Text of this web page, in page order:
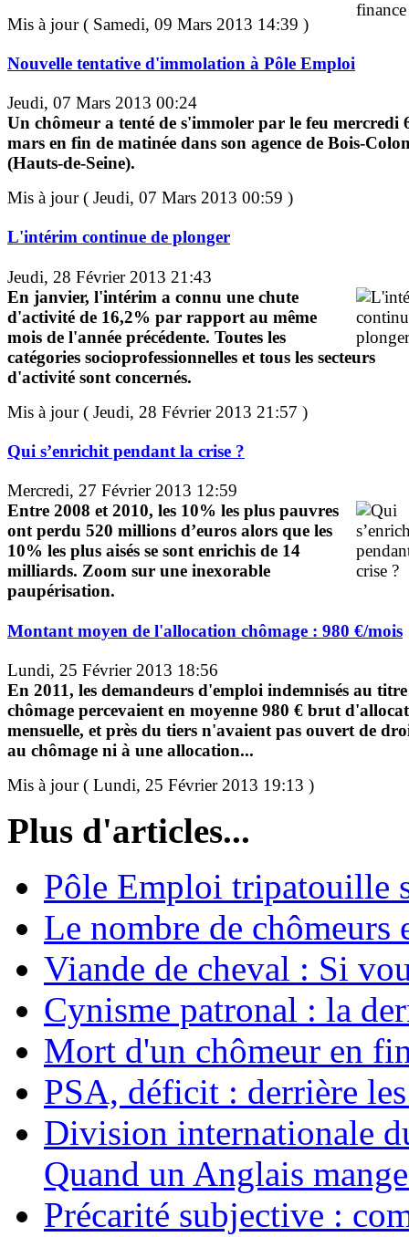
Mis à jour ( Samedi, 09 Mars 2013 14:39 )
Nouvelle tentative d'immolation à Pôle Emploi
Jeudi, 07 Mars 2013 00:24
Un chômeur a tenté de s'immoler par le feu mercredi
mars en fin de matinée dans son agence de Bois-
(Hauts-de-Seine).
Mis à jour ( Jeudi, 07 Mars 2013 00:59 )
L'intérim continue de plonger
Jeudi, 28 Février 2013 21:43
En janvier, l'intérim a connu une chute
d'activité de 16,2% par rapport au même
mois de l'année précédente. Toutes les
catégories socioprofessionnelles et tous les secteurs
d'activité sont concernés.
Mis à jour ( Jeudi, 28 Février 2013 21:57 )
Qui s’enrichit pendant la crise ?
Mercredi, 27 Février 2013 12:59
Entre 2008 et 2010, les 10% les plus pauvres
ont perdu 520 millions d’euros alors que les
10% les plus aisés se sont enrichis de 14
milliards. Zoom sur une inexorable
paupérisation.
Montant moyen de l'allocation chômage : 980 €/mois
Lundi, 25 Février 2013 18:56
En 2011, les demandeurs d'emploi indemnisés au
chômage percevaient en moyenne 980 € brut
mensuelle, et près du tiers n'avaient pas ouvert de
au chômage ni à une allocation...
Mis à jour ( Lundi, 25 Février 2013 19:13 )
Plus d'articles...
Pôle Emploi tripatouille
Le nombre de
Viande de cheval : Si
Cynisme patronal : la
Mort d'un chômeur en
PSA, déficit : derrière
Division internationale
Quand un Anglais
Précarité subjective :